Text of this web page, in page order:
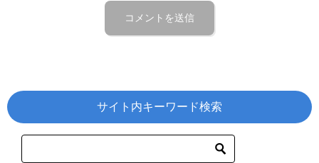
サイト内キーワード検索